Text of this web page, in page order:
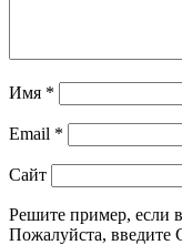
Имя *
Email *
Сайт
Решите пример, если
Пожалуйста, введите